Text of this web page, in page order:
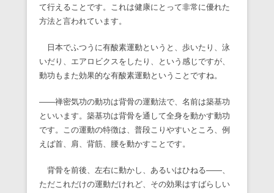
て行えることです。これは健康にとって非常に優れた
方法と言われています。
日本でふつうに有酸素運動というと、歩いたり、泳
いだり、エアロビクスをしたり、という感じですが、
動功もまた効果的な有酸素運動ということですね。
――禅密気功の動功は背骨の運動法で、名前は築基功
といいます。築基功は背骨を通して全身を動かす動功
です。この運動の特徴は、普段こりやすいところ、例
えば首、肩、背筋、腰を動かすことです。
背骨を前後、左右に動かし、あるいはひねる――、
ただこれだけの運動だけれど、その効果はすばらしい